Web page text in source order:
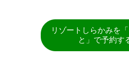
リゾートしらかみを
と」で予約す